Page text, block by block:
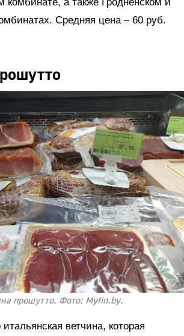
Средняя цена – 60 руб.
прошутто. Фото: Myfin.by.
ветчина, которая